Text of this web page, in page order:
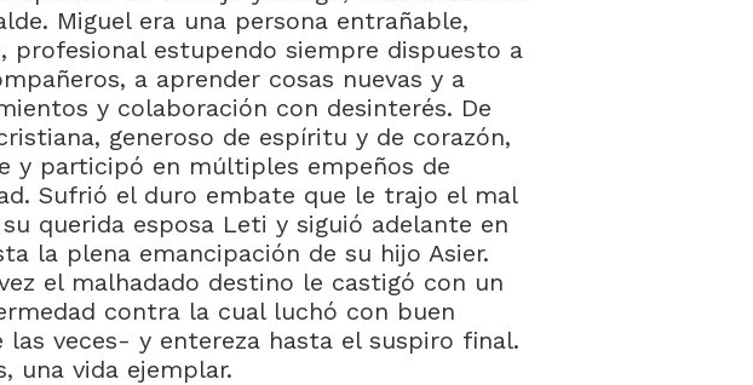
Miguel era una persona entrañable,
profesional estupendo siempre dispuesto a
a aprender cosas nuevas y a
y colaboración con desinterés. De
generoso de espíritu y de corazón,
y participó en múltiples empeños de
Sufrió el duro embate que le trajo el mal
querida esposa Leti y siguió adelante en
la plena emancipación de su hijo Asier.
el malhadado destino le castigó con un
contra la cual luchó con buen
veces- y entereza hasta el suspiro final.
una vida ejemplar.